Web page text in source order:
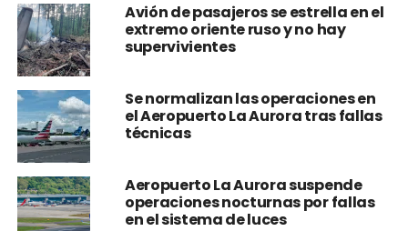
Avión de pasajeros se estrella en el
extremo oriente ruso y no hay
supervivientes
Se normalizan las operaciones en
el Aeropuerto La Aurora tras fallas
técnicas
Aeropuerto La Aurora suspende
operaciones nocturnas por fallas
en el sistema de luces